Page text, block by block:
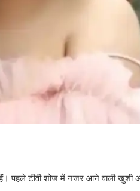
हैं। पहले टीवी शोज में नजर आने वाली